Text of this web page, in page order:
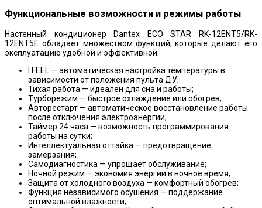
Функциональные возможности и режимы работы
Настенный кондиционер Dantex ECO STAR RK-12ENT5/RK-
12ENT5E обладает множеством функций, которые делают его
эксплуатацию удобной и эффективной:
I FEEL — автоматическая настройка температуры в
зависимости от положения пульта ДУ;
Тихая работа — идеален для сна и работы;
Турборежим — быстрое охлаждение или обогрев;
Авторестарт — автоматическое восстановление работы
после отключения электроэнергии;
Таймер 24 часа — возможность программирования
работы на сутки;
Интеллектуальная оттайка — предотвращение
замерзания;
Самодиагностика — упрощает обслуживание;
Ночной режим — экономия энергии в ночное время;
Защита от холодного воздуха — комфортный обогрев;
Функция независимого осушения — поддержание
оптимальной влажности;